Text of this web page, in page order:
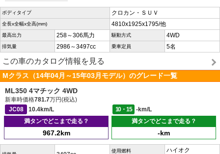
ボディタイプ クロカン・ＳＵＶ
全長x全幅x全高(mm) 4810x1925x1795/他
最高出力 258～306馬力 駆動方式 4WD
排気量 2986～3497cc 乗車定員 5名
この車のカタログ情報を見る
Mクラス（14年04月～15年03月モデル）のグレード一覧
ML350 4マチック 4WD
新車時価格781.7万円(税込)
JC08
10.4km/L 10・15
-km/L
満タンでどこまで走る？
967.2km
満タンでどこまで走る？
-km
使用燃料
ハイオク